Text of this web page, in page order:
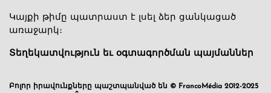
Կայքի թիմը պատրաստ է լսել ձեր ցանկացած
առաջարկ։
Տեղեկատվություն եւ օգտագործման պայմաններ
Բոլոր իրավունքները պաշտպանված են © FrancoMédia 2012-2025